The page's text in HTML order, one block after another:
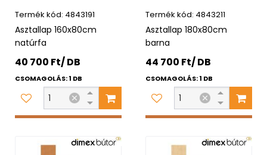
4843191
Asztallap 160x80cm
natúrfa
40 700 Ft/ DB
CSOMAGOLÁS: 1 DB
4843211
Asztallap 180x80cm
barna
44 700 Ft/ DB
CSOMAGOLÁS: 1 DB